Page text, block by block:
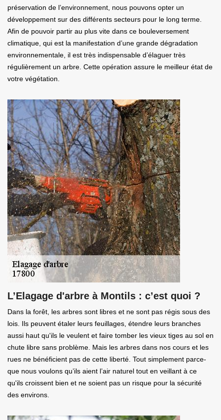
préservation de l’environnement, nous pouvons opter un
développement sur des différents secteurs pour le long terme.
Afin de pouvoir partir au plus vite dans ce bouleversement
climatique, qui est la manifestation d’une grande dégradation
environnementale, il est très indispensable d’élaguer très
régulièrement un arbre. Cette opération assure le meilleur état de
votre végétation.
L’Elagage d'arbre à Montils : c’est quoi ?
Dans la forêt, les arbres sont libres et ne sont pas régis sous des
lois. Ils peuvent étaler leurs feuillages, étendre leurs branches
aussi haut qu'ils le veulent et faire tomber les vieux tiges au sol en
chute libre sans problème. Mais les arbres dans nos cours et les
rues ne bénéficient pas de cette liberté. Tout simplement parce-
que nous voulons qu’ils aient l’air naturel tout en veillant à ce
qu'ils croissent bien et ne soient pas un risque pour la sécurité
des environs.